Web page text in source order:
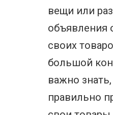
вещи или
объявления
своих
большой
важно
правильно